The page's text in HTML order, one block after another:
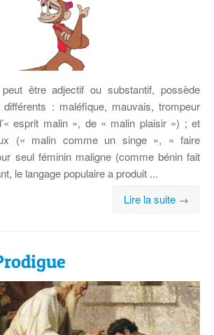
être ad­jec­tif ou sub­stan­tif, pos­sède
: ma­lé­fique, mau­vais, trom­peur
es­prit ma­lin », de « ma­lin plai­sir ») ; et
(« ma­lin comme un singe », « faire
seul fé­mi­nin ma­ligne (comme bé­nin fait
le lan­gage po­pu­laire a pro­duit ...
Lire la suite →